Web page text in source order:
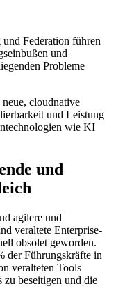
Federation führen
und
Probleme
cloudnative
und Leistung
wie KI
und
agilere und
veraltete Enterprise-
obsolet geworden.
der Führungskräfte in
veralteten Tools
zu beseitigen und die